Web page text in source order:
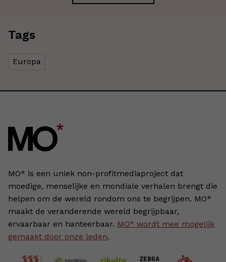
Tags
Europa
MO* is een uniek non-profitmediaproject dat
moedige, menselijke en mondiale verhalen brengt die
helpen om de wereld rondom ons te begrijpen. MO*
maakt de veranderende wereld begrijpbaar,
ervaarbaar en hanteerbaar. MO* wordt mee mogelijk
gemaakt door onze leden.